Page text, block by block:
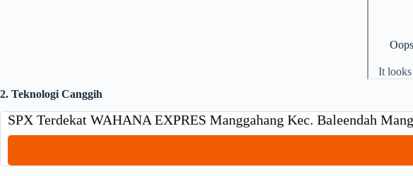
2. Teknologi Canggih
SPX Terdekat WAHANA EXPRES Manggahang Kec. Baleendah